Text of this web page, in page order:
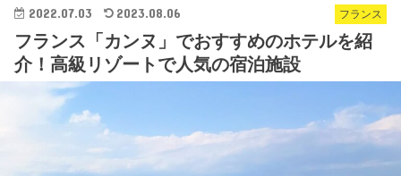
フランス
2022.07.03 2023.08.06
フランス「カンヌ」でおすすめのホテルを紹
介！高級リゾートで人気の宿泊施設